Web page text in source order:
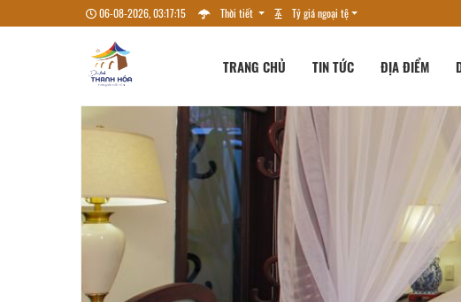
06-08-2026, 03:17:16 Thời tiết Tỷ giá ngoại tệ
TRANG CHỦ TIN TỨC ĐỊA ĐIỂM